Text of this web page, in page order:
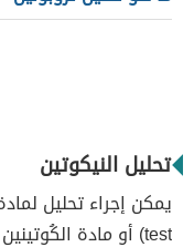
تحليل النيكوتين